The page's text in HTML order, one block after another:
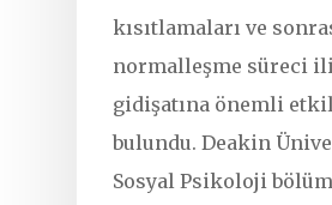
kısıtlamaları ve
normalleşme süreci
gidişatına önemli
bulundu. Deakin
Sosyal Psikoloji